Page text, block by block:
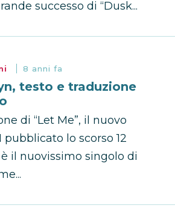
successo di “Dusk...
8 anni fa
testo e traduzione
di “Let Me”, il nuovo
pubblicato lo scorso 12
è il nuovissimo singolo di